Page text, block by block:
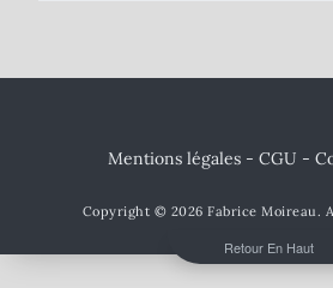
Mentions légales - CGU -
Copyright © 2026 Fabrice Moireau.
Retour En Haut